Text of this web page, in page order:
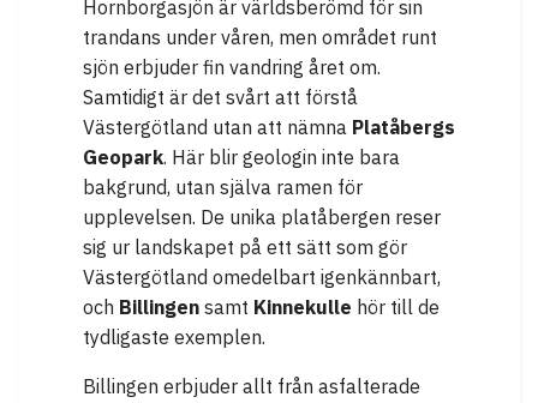
Hornborgasjön är världsberömd för sin
trandans under våren, men området runt
sjön erbjuder fin vandring året om.
Samtidigt är det svårt att förstå
Västergötland utan att nämna Platåbergs
Geopark. Här blir geologin inte bara
bakgrund, utan själva ramen för
upplevelsen. De unika platåbergen reser
sig ur landskapet på ett sätt som gör
Västergötland omedelbart igenkännbart,
och Billingen samt Kinnekulle hör till de
tydligaste exemplen.
Billingen erbjuder allt från asfalterade